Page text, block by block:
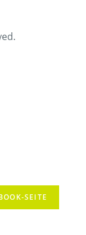
SEITE